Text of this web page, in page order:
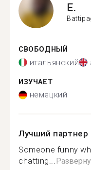
E.
СВОБОДНЫЙ
итальянский
ИЗУЧАЕТ
немецкий
Лучший
Someone funny
chatting...